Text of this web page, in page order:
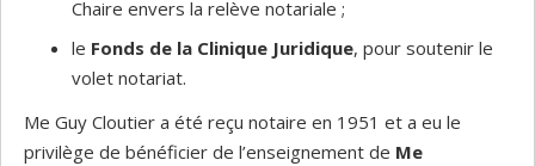
Chaire envers la relève notariale ;
le Fonds de la Clinique Juridique, pour soutenir le
volet notariat.
Me Guy Cloutier a été reçu notaire en 1951 et a eu le
privilège de bénéficier de l’enseignement de Me